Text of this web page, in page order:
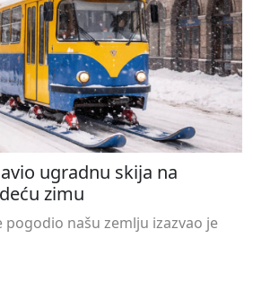
ugradnu skija na
zimu
pogodio našu zemlju izazvao je